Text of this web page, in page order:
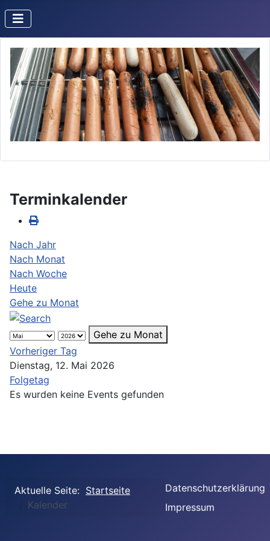
Terminkalender
Nach Jahr
Nach Monat
Nach Woche
Heute
Gehe zu Monat
Gehe zu Monat
Vorheriger Tag
Dienstag, 12. Mai 2026
Folgetag
Es wurden keine Events gefunden
Aktuelle Seite: Startseite
Kalender
Datenschutzerklärung
Impressum